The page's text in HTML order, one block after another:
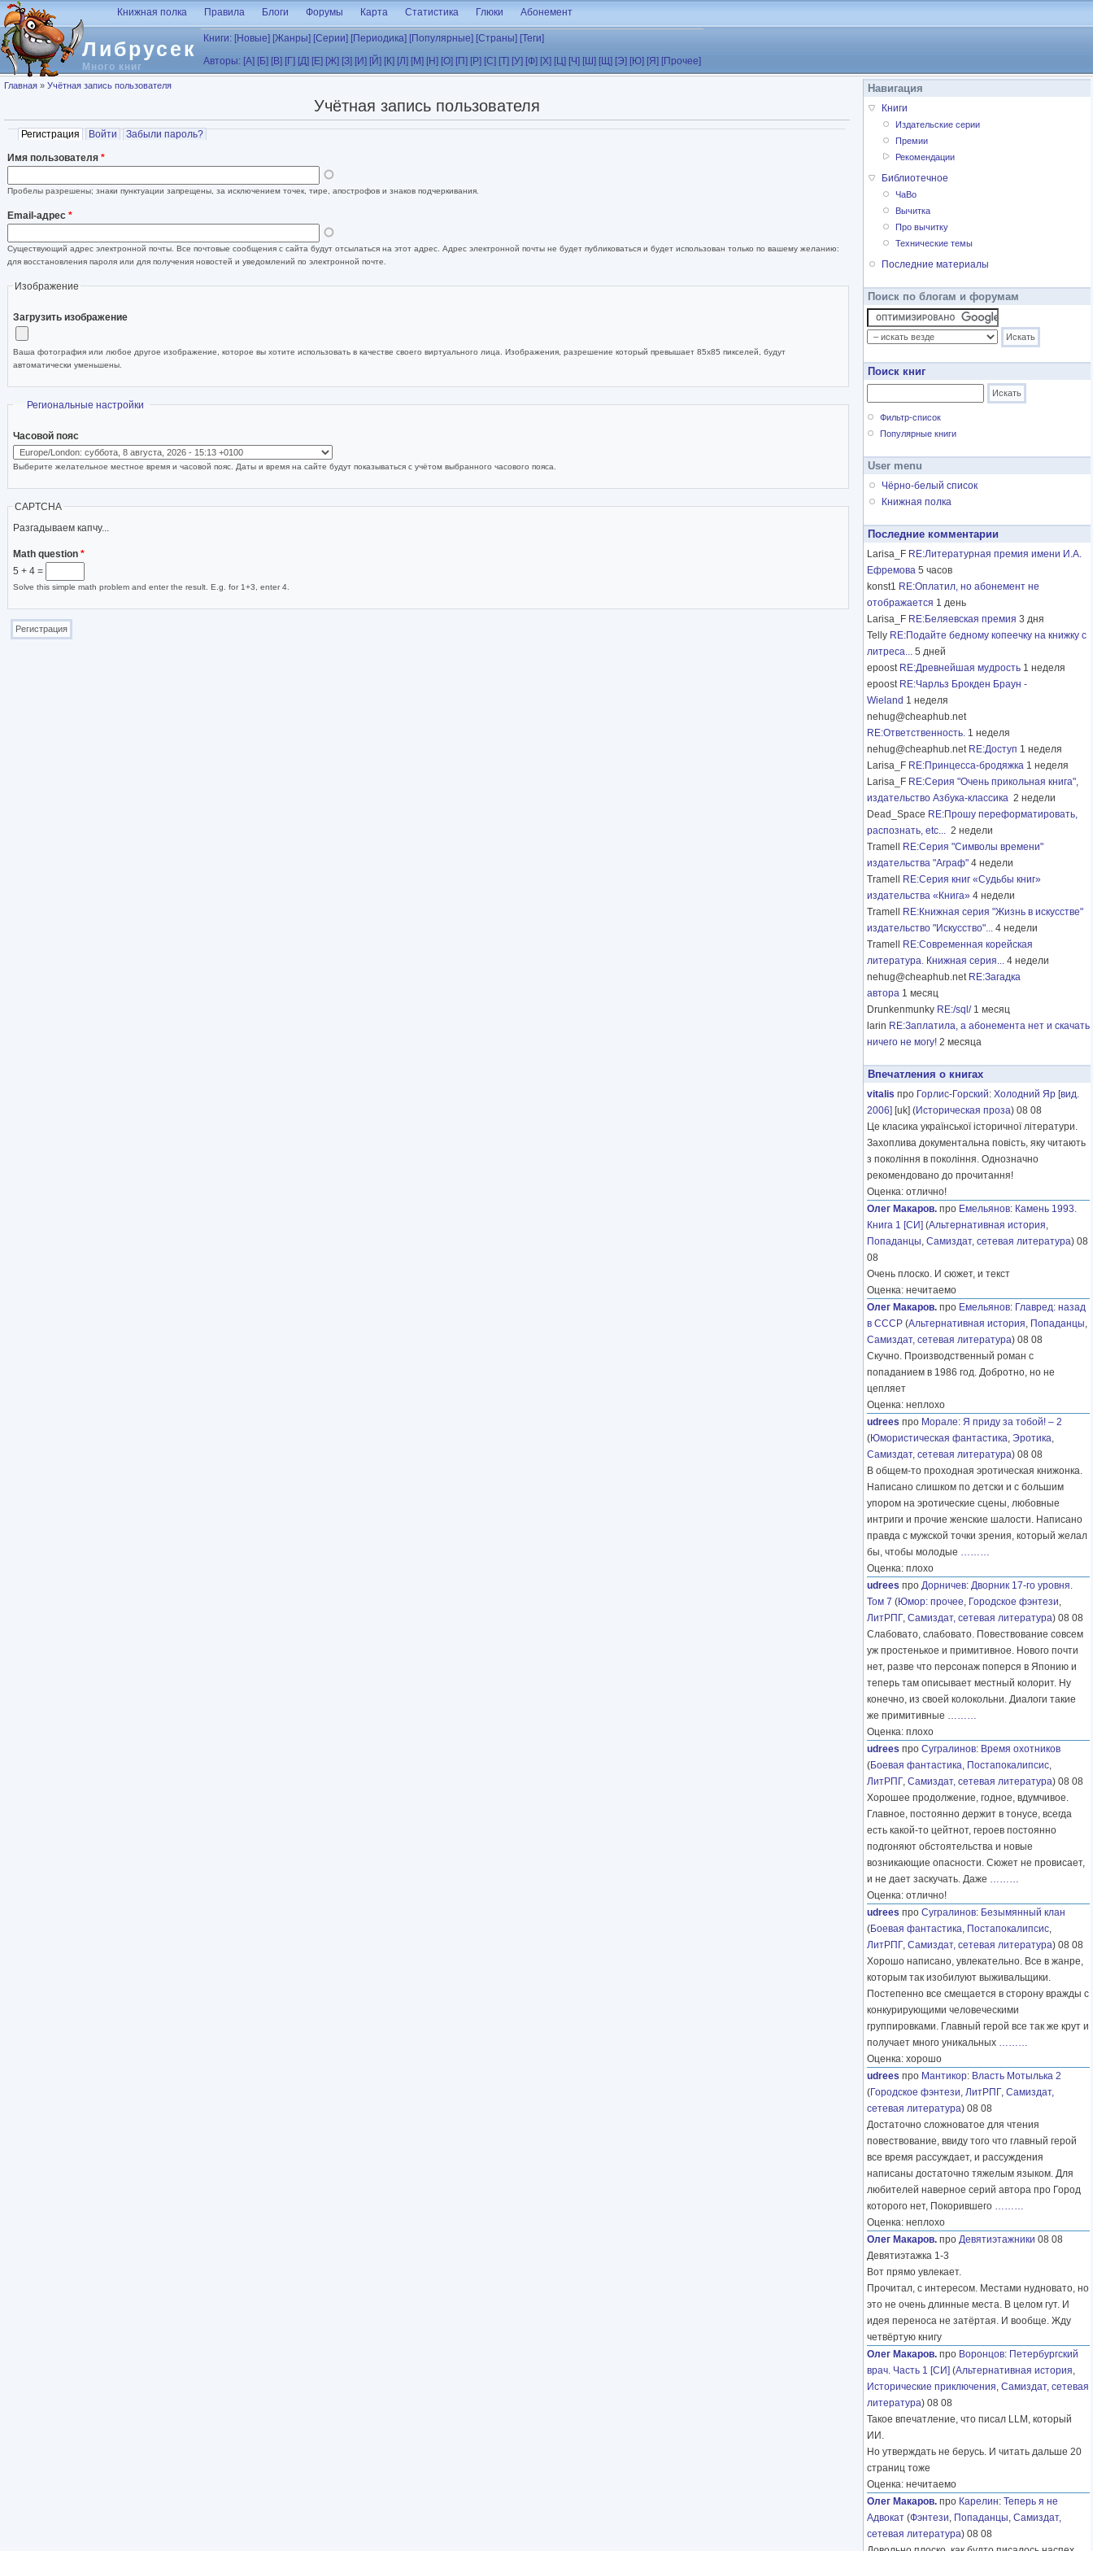
Перейти к основному содержанию
Либрусек
Много книг
Книжная полка Правила Блоги Форумы Карта Статистика Глюки Абонемент
Книги: [Новые] [Жанры] [Серии] [Периодика] [Популярные] [Страны] [Теги]
Авторы: [А] [Б] [В] [Г] [Д] [Е] [Ж] [З] [И] [Й] [К] [Л] [М] [Н] [О] [П] [Р] [С] [Т] [У] [Ф] [Х] [Ц] [Ч] [Ш] [Щ] [Э] [Ю] [Я] [Прочее]
Вы здесь
Главная » Учётная запись пользователя
Учётная запись пользователя
Главные вкладки
Регистрация (активная вкладка)
Войти Забыли пароль?
Имя пользователя *
Пробелы разрешены; знаки пунктуации запрещены, за исключением точек, тире, апострофов и знаков подчеркивания.
Email-адрес *
Существующий адрес электронной почты. Все почтовые сообщения с сайта будут отсылаться на этот адрес. Адрес электронной почты не будет публиковаться и будет использован только по вашему желанию:
для восстановления пароля или для получения новостей и уведомлений по электронной почте.
Изображение
Загрузить изображение
Ваша фотография или любое другое изображение, которое вы хотите использовать в качестве своего виртуального лица. Изображения, разрешение который превышает 85x85 пикселей, будут
автоматически уменьшены.
Скрыть
Региональные настройки
Часовой пояс
Выберите желательное местное время и часовой пояс. Даты и время на сайте будут показываться с учётом выбранного часового пояса.
CAPTCHA
Разгадываем капчу...
Math question *
5 + 4 =
Solve this simple math problem and enter the result. E.g. for 1+3, enter 4.
Навигация
Книги
Издательские серии
Премии
Рекомендации
Библиотечное
ЧаВо
Вычитка
Про вычитку
Технические темы
Последние материалы
Поиск по блогам и форумам
Поиск книг
Фильтр-список
Популярные книги
User menu
Чёрно-белый список
Книжная полка
Последние комментарии
Larisa_F RE:Литературная премия имени И.А.
Ефремова 5 часов
konst1 RE:Оплатил, но абонемент не
отображается 1 день
Larisa_F RE:Беляевская премия 3 дня
Telly RE:Подайте бедному копеечку на книжку с
литреса... 5 дней
epoost RE:Древнейшая мудрость 1 неделя
epoost RE:Чарльз Брокден Браун -
Wieland 1 неделя
nehug@cheaphub.net
RE:Ответственность. 1 неделя
nehug@cheaphub.net RE:Доступ 1 неделя
Larisa_F RE:Принцесса-бродяжка 1 неделя
Larisa_F RE:Серия "Очень прикольная книга",
издательство Азбука-классика 2 недели
Dead_Space RE:Прошу переформатировать,
распознать, etc... 2 недели
Tramell
RE:Серия "Символы времени"
издательства "Аграф" 4 недели
Tramell
RE:Серия книг «Судьбы книг»
издательства «Книга» 4 недели
Tramell
RE:Книжная серия "Жизнь в искусстве"
издательство "Искусство"... 4 недели
Tramell
RE:Современная корейская
литература. Книжная серия... 4 недели
nehug@cheaphub.net RE:Загадка
автора 1 месяц
Drunkenmunky RE:/sql/ 1 месяц
larin RE:Заплатила, а абонемента нет и скачать
ничего не могу! 2 месяца
Впечатления о книгах
vitalis про Горлис-Горский: Холодний Яр [вид.
2006] [uk] (Историческая проза) 08 08
Це класика української історичної літератури.
Захоплива документальна повість, яку читають
з покоління в покоління. Однозначно
рекомендовано до прочитання!
Оценка: отлично!
Олег Макаров. про Емельянов: Камень 1993.
Книга 1 [СИ] (Альтернативная история,
Попаданцы, Самиздат, сетевая литература) 08
08
Очень плоско. И сюжет, и текст
Оценка: нечитаемо
Олег Макаров. про Емельянов: Главред: назад
в СССР (Альтернативная история, Попаданцы,
Самиздат, сетевая литература) 08 08
Скучно. Производственный роман с
попаданием в 1986 год. Добротно, но не
цепляет
Оценка: неплохо
udrees про Морале: Я приду за тобой! – 2
(Юмористическая фантастика, Эротика,
Самиздат, сетевая литература) 08 08
В общем-то проходная эротическая книжонка.
Написано слишком по детски и с большим
упором на эротические сцены, любовные
интриги и прочие женские шалости. Написано
правда с мужской точки зрения, который желал
бы, чтобы молодые ………
Оценка: плохо
udrees про Дорничев: Дворник 17-го уровня.
Том 7 (Юмор: прочее, Городское фэнтези,
ЛитРПГ, Самиздат, сетевая литература) 08 08
Слабовато, слабовато. Повествование совсем
уж простенькое и примитивное. Нового почти
нет, разве что персонаж поперся в Японию и
теперь там описывает местный колорит. Ну
конечно, из своей колокольни. Диалоги такие
же примитивные ………
Оценка: плохо
udrees про Сугралинов: Время охотников
(Боевая фантастика, Постапокалипсис,
ЛитРПГ, Самиздат, сетевая литература) 08 08
Хорошее продолжение, годное, вдумчивое.
Главное, постоянно держит в тонусе, всегда
есть какой-то цейтнот, героев постоянно
подгоняют обстоятельства и новые
возникающие опасности. Сюжет не провисает,
и не дает заскучать. Даже ………
Оценка: отлично!
udrees про Сугралинов: Безымянный клан
(Боевая фантастика, Постапокалипсис,
ЛитРПГ, Самиздат, сетевая литература) 08 08
Хорошо написано, увлекательно. Все в жанре,
которым так изобилуют выживальщики.
Постепенно все смещается в сторону вражды с
конкурирующими человеческими
группировками. Главный герой все так же крут и
получает много уникальных ………
Оценка: хорошо
udrees про Мантикор: Власть Мотылька 2
(Городское фэнтези, ЛитРПГ, Самиздат,
сетевая литература) 08 08
Достаточно сложноватое для чтения
повествование, ввиду того что главный герой
все время рассуждает, и рассуждения
написаны достаточно тяжелым языком. Для
любителей наверное серий автора про Город
которого нет, Покорившего ………
Оценка: неплохо
Олег Макаров. про Девятиэтажники 08 08
Девятиэтажка 1-3
Вот прямо увлекает.
Прочитал, с интересом. Местами нудновато, но
это не очень длинные места. В целом гут. И
идея переноса не затёртая. И вообще. Жду
четвёртую книгу
Олег Макаров. про Воронцов: Петербургский
врач. Часть 1 [СИ] (Альтернативная история,
Исторические приключения, Самиздат, сетевая
литература) 08 08
Такое впечатление, что писал LLM, который
ИИ.
Но утверждать не берусь. И читать дальше 20
страниц тоже
Оценка: нечитаемо
Олег Макаров. про Карелин: Теперь я не
Адвокат (Фэнтези, Попаданцы, Самиздат,
сетевая литература) 08 08